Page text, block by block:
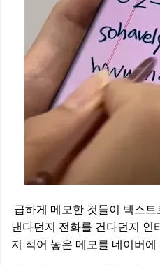
급하게 메모한 것들이 텍스
낸다던지 전화를 건다던지 인
지 적어 놓은 메모를 네이버에